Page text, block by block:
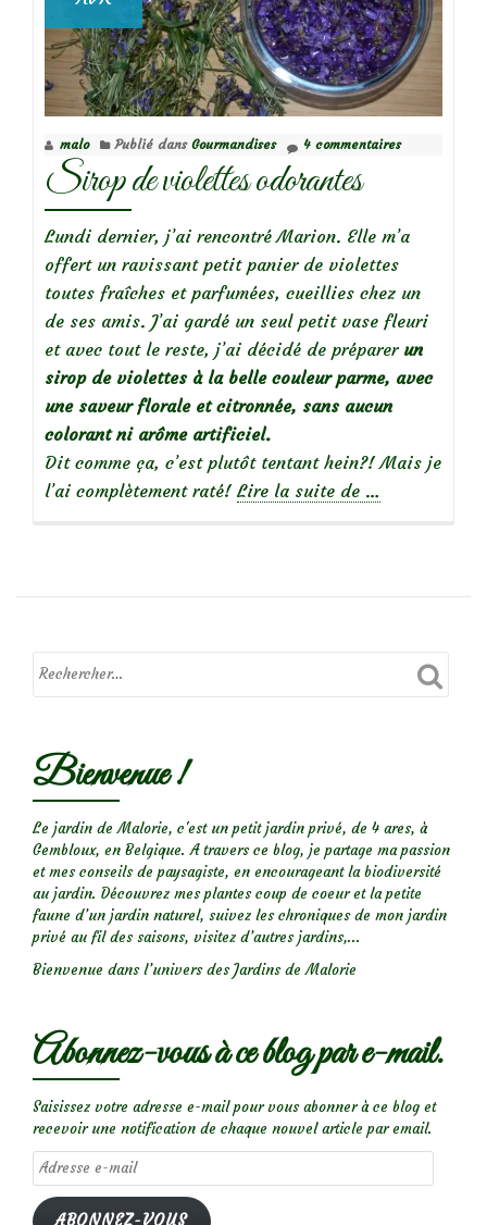
malo Publié dans Gourmandises 4 commentaires
Sirop de violettes odorantes
Lundi dernier, j’ai rencontré Marion. Elle m’a
offert un ravissant petit panier de violettes
toutes fraîches et parfumées, cueillies chez un
de ses amis. J’ai gardé un seul petit vase fleuri
et avec tout le reste, j’ai décidé de préparer un
sirop de violettes à la belle couleur parme, avec
une saveur florale et citronnée, sans aucun
colorant ni arôme artificiel.
Dit comme ça, c’est plutôt tentant hein?! Mais je
l’ai complètement raté! Lire la suite de
violettes
…
Bienvenue !
Le jardin de Malorie, c'est un petit jardin privé, de 4 ares, à
Gembloux, en Belgique. A travers ce blog, je partage ma passion
et mes conseils de paysagiste, en encourageant la biodiversité
au jardin. Découvrez mes plantes coup de coeur et la petite
faune d’un jardin naturel, suivez les chroniques de mon jardin
privé au fil des saisons, visitez d’autres jardins,...
Bienvenue dans l’univers des Jardins de Malorie
Abonnez-vous à ce blog par e-mail.
Saisissez votre adresse e-mail pour vous abonner à ce blog et
recevoir une notification de chaque nouvel article par email.
Adresse
e-
mail
ABONNEZ-VOUS